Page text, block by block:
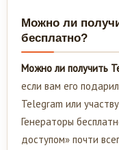
Можно ли
бесплатно?
Можно ли получить
если вам его
Telegram или
Генераторы
доступом» почти